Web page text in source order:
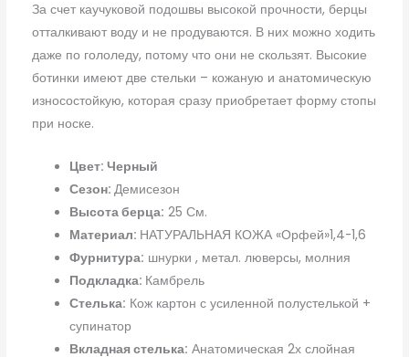
За счет каучуковой подошвы высокой прочности, берцы
отталкивают воду и не продуваются. В них можно ходить
даже по гололеду, потому что они не скользят. Высокие
ботинки имеют две стельки – кожаную и анатомическую
износостойкую, которая сразу приобретает форму стопы
при носке.
Цвет: Черный
Сезон: Демисезон
Высота берца: 25 См.
Материал: НАТУРАЛЬНАЯ КОЖА «Орфей»1,4-1,6
Фурнитура: шнурки , метал. люверсы, молния
Подкладка: Камбрель
Стелька: Кож картон с усиленной полустелькой +
супинатор
Вкладная стелька: Анатомическая 2х слойная